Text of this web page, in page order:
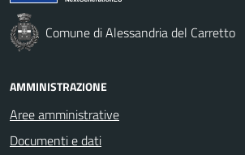
Comune di Alessandria del Carretto
AMMINISTRAZIONE
Aree amministrative
Documenti e dati